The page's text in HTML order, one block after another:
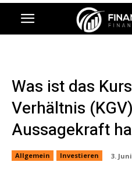
Was ist das
Verhältnis
Aussagekraft
Allgemein Investieren 3.